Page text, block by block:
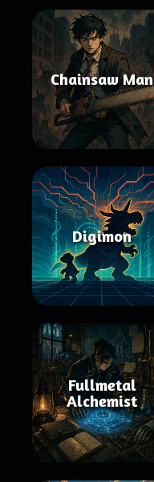
Chainsaw Man
Digimon
Fullmetal
Alchemist